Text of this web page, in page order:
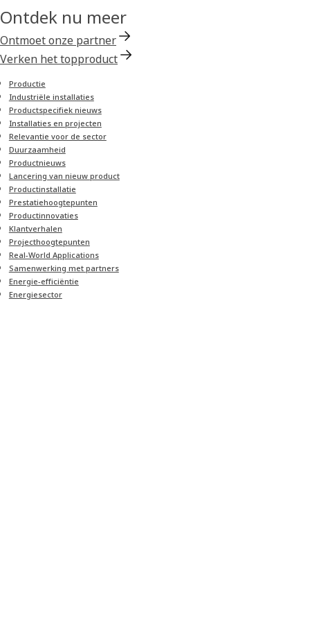
Ontdek nu meer
Ontmoet onze partner
Verken het topproduct
Productie
Industriële installaties
Productspecifiek nieuws
Installaties en projecten
Relevantie voor de sector
Duurzaamheid
Product­nieuws
Lancering van nieuw product
Productinstallatie
Prestatiehoogtepunten
Product­innovaties
Klantverhalen
Project­hoogtepunten
Real-World Applications
Samenwerking met partners
Energie-efficiëntie
Energiesector